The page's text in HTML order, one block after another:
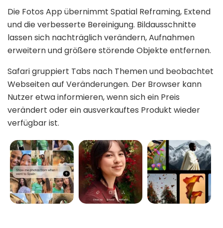
Die Fotos App übernimmt Spatial Reframing, Extend
und die verbesserte Bereinigung. Bildausschnitte
lassen sich nachträglich verändern, Aufnahmen
erweitern und größere störende Objekte entfernen.
Safari gruppiert Tabs nach Themen und beobachtet
Webseiten auf Veränderungen. Der Browser kann
Nutzer etwa informieren, wenn sich ein Preis
verändert oder ein ausverkauftes Produkt wieder
verfügbar ist.